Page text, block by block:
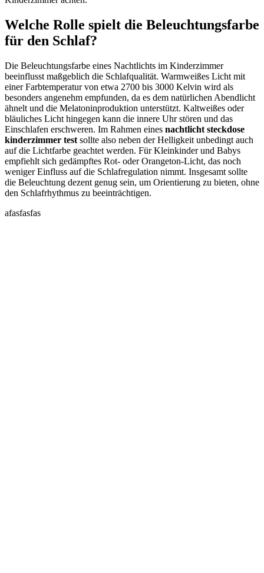
Welche Rolle spielt die Beleuchtungsfarbe
für den Schlaf?
Die Beleuchtungsfarbe eines Nachtlichts im Kinderzimmer
beeinflusst maßgeblich die Schlafqualität. Warmweißes Licht mit
einer Farbtemperatur von etwa 2700 bis 3000 Kelvin wird als
besonders angenehm empfunden, da es dem natürlichen Abendlicht
ähnelt und die Melatoninproduktion unterstützt. Kaltweißes oder
bläuliches Licht hingegen kann die innere Uhr stören und das
Einschlafen erschweren. Im Rahmen eines nachtlicht steckdose
kinderzimmer test sollte also neben der Helligkeit unbedingt auch
auf die Lichtfarbe geachtet werden. Für Kleinkinder und Babys
empfiehlt sich gedämpftes Rot- oder Orangeton-Licht, das noch
weniger Einfluss auf die Schlafregulation nimmt. Insgesamt sollte
die Beleuchtung dezent genug sein, um Orientierung zu bieten, ohne
den Schlafrhythmus zu beeinträchtigen.
afasfasfas